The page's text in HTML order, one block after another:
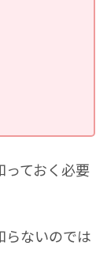
っておく必要
らないのでは